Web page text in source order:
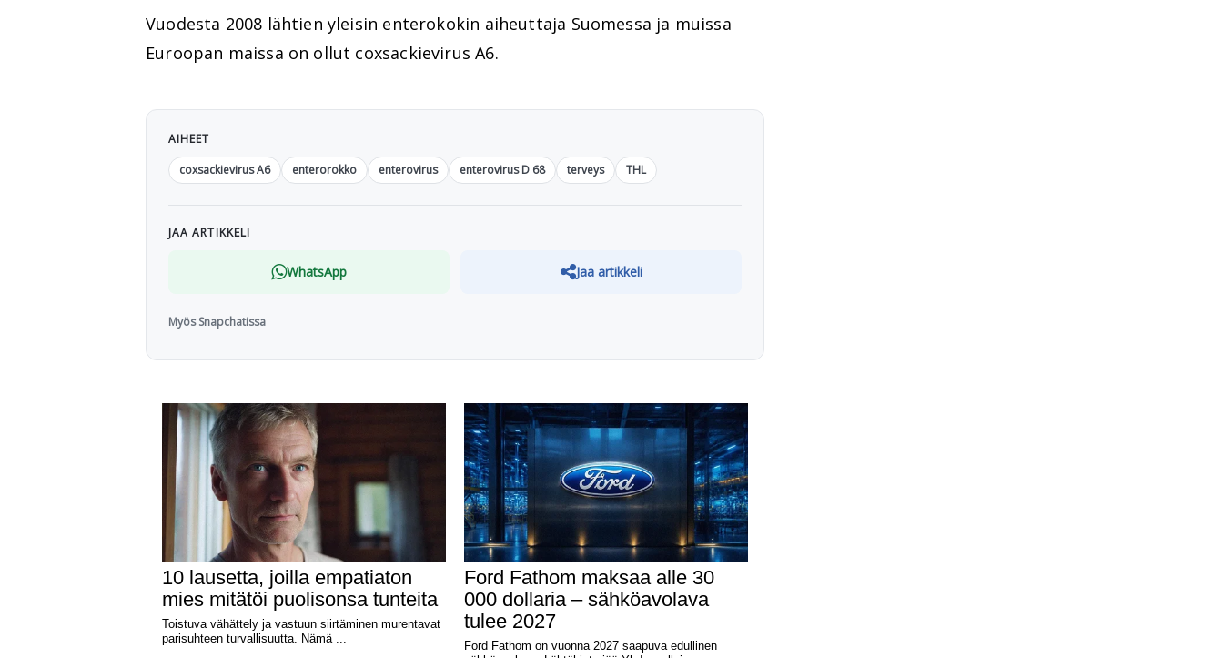
Vuodesta 2008 lähtien yleisin enterokokin aiheuttaja Suomessa ja muissa
Euroopan maissa on ollut coxsackievirus A6.
AIHEET
coxsackievirus A6
enterorokko enterovirus enterovirus D 68 terveys THL
JAA ARTIKKELI
WhatsApp Jaa artikkeli
Myös Snapchatissa